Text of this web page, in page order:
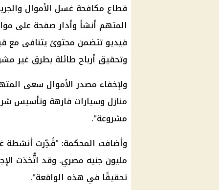
قطاع مكافحة غسل الأموال
المتهم أنشأ وأدار صفحة على
فيديو تتضمن محتوىً يتنافى مع
وتحقيق أرباح طائلة بطرق غير
ولإخفاء مصدر الأموال سعى
منازل وسيارات فارهة وتأسيس
مشروعة".
مليون جنيه مصري. وقد اتُّخذت
تحقيقًا في هذه الواقعة".